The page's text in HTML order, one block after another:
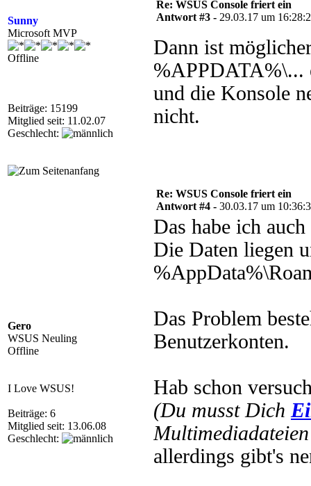
Sunny
Microsoft MVP
Offline
Beiträge: 15199
Mitglied seit: 11.02.07
Geschlecht:
Re: WSUS Console friert ein
Antwort #3 - 29.03.17 um
Dann ist
%APPDATA%\...
und die Konsole
nicht.
Gero
WSUS Neuling
Offline
I Love WSUS!
Beiträge: 6
Mitglied seit: 13.06.08
Geschlecht:
Re: WSUS Console friert ein
Antwort #4 - 30.03.17 um
Das habe ich
Die Daten liegen
Das Problem
Benutzerkonten.
Hab schon
(Du musst Dich
allerdings gibt's